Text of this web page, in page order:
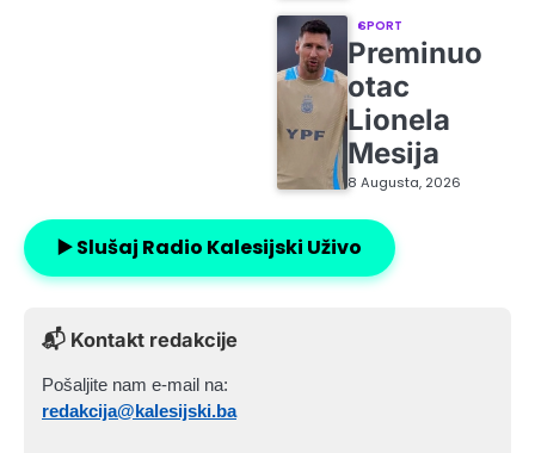
SPORT
Preminuo
otac
Lionela
Mesija
8 Augusta, 2026
▶️ Slušaj Radio Kalesijski Uživo
📬 Kontakt redakcije
Pošaljite nam e-mail na:
redakcija@kalesijski.ba